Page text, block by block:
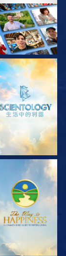
探索系列節目
觀看